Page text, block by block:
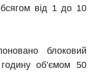
від 1 до 10
блоковий
об’ємом 50